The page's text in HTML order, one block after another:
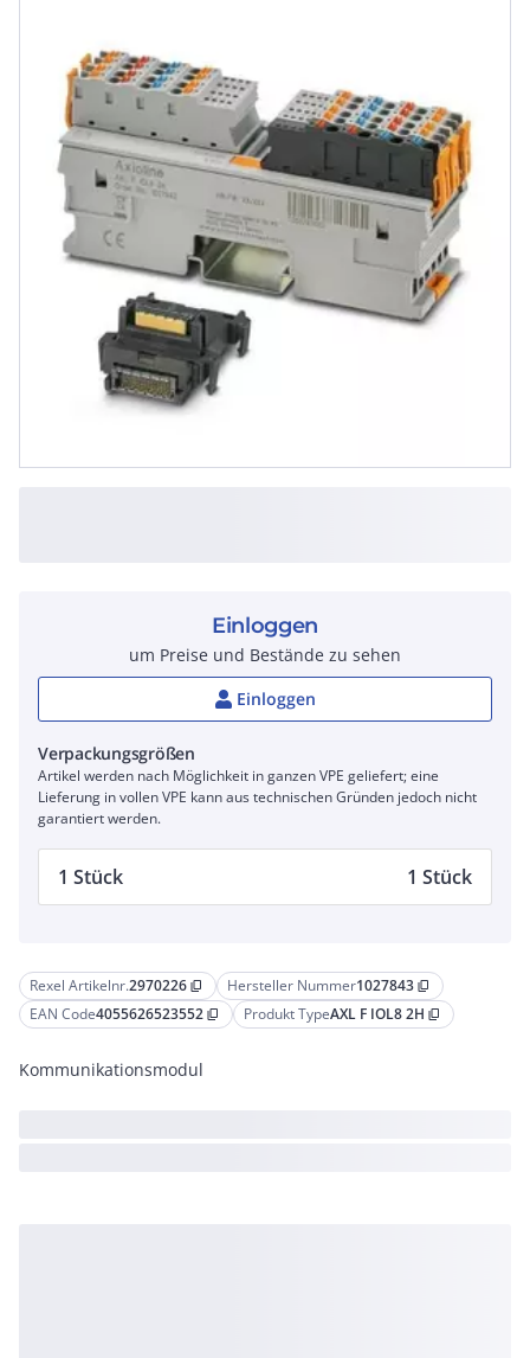
Rexel Artikelnr.2970226 content_copy Hersteller Nummer1027843 content_copy
EAN Code4055626523552 content_copy Produkt TypeAXL F IOL8 2H content_copy
Kommunikationsmodul
Einloggen
um Preise und Bestände zu sehen
Einloggen
Verpackungsgrößen
Artikel werden nach Möglichkeit in ganzen VPE geliefert; eine
Lieferung in vollen VPE kann aus technischen Gründen jedoch nicht
garantiert werden.
1 Stück 1 Stück